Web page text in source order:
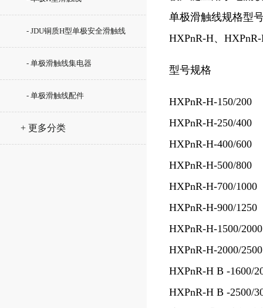
- JDU铜质H型单极安全滑触线
- 单极滑触线集电器
- 单极滑触线配件
+ 更多分类
单极滑触线规格型
HXPnR-H、
型号规格
HXPnR-H-150/200
HXPnR-H-250/400
HXPnR-H-400/600
HXPnR-H-500/800
HXPnR-H-700/1000
HXPnR-H-900/1250
HXPnR-H-1500/2000
HXPnR-H-2000/2500
HXPnR-H B -1600/
HXPnR-H B -2500/